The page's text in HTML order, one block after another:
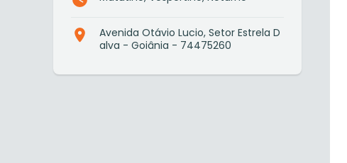
Avenida Otávio Lucio, Setor Estrela D
alva - Goiânia - 74475260